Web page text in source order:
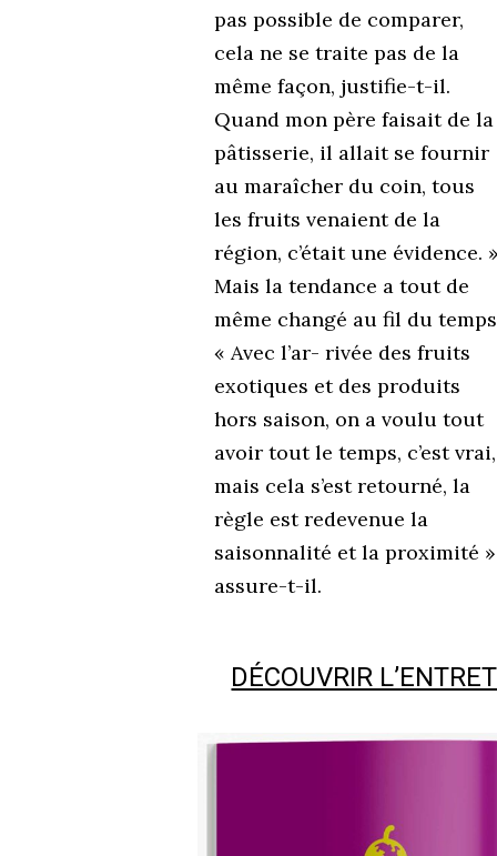
pas possible de comparer,
cela ne se traite pas de la
même façon, justifie-t-il.
Quand mon père faisait de la
pâtisserie, il allait se fournir
au maraîcher du coin, tous
les fruits venaient de la
région, c’était une évidence.
Mais la tendance a tout de
même changé au fil du
« Avec l’ar- rivée des fruits
exotiques et des produits
hors saison, on a voulu tout
avoir tout le temps, c’est vrai,
mais cela s’est retourné, la
règle est redevenue la
saisonnalité et la proximité
assure-t-il.
DÉCOUVRIR